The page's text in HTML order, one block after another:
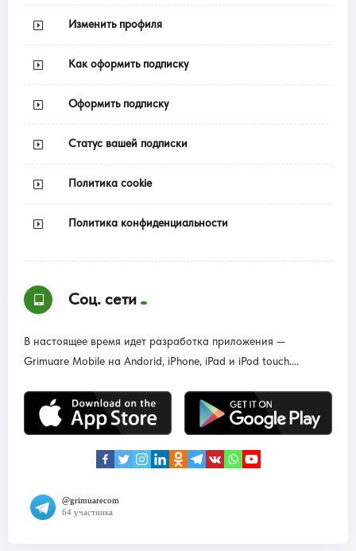
Изменить профиля
Как оформить подписку
Оформить подписку
Статус вашей подписки
Политика cookie
Политика конфиденциальности
Соц. сети
В настоящее время идет разработка приложения —
Grimuare Mobile на Andorid, iPhone, iPad и iPod touch....